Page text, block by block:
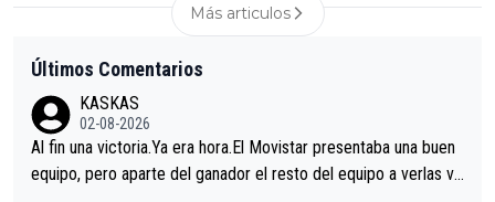
Más articulos
Últimos Comentarios
KASKAS
02-08-2026
Al fin una victoria.Ya era hora.El Movistar presentaba una buen
equipo, pero aparte del ganador el resto del equipo a verlas ve